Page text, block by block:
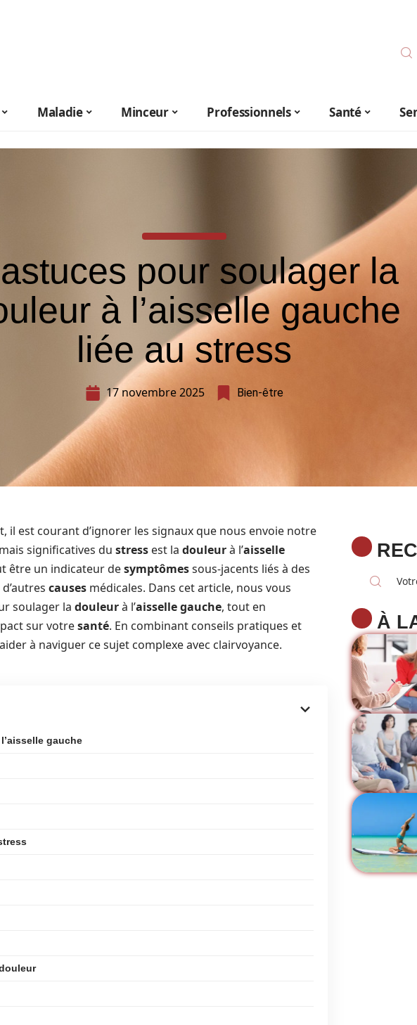
Maladie Minceur Professionnels Santé
pour soulager la
à l’aisselle gauche
liée au stress
17 novembre 2025 Bien-être
il est courant d’ignorer les signaux que nous envoie notre
significatives du stress est la douleurà l’aisselle
être un indicateur desymptômessous-jacents liés à des
causes médicales. Dans cet article, nous vous
soulager la douleurà l’aisselle gauche, tout en
sur votresanté. En combinant conseils pratiques et
à naviguer ce sujet complexe avec clairvoyance.
gauche
À